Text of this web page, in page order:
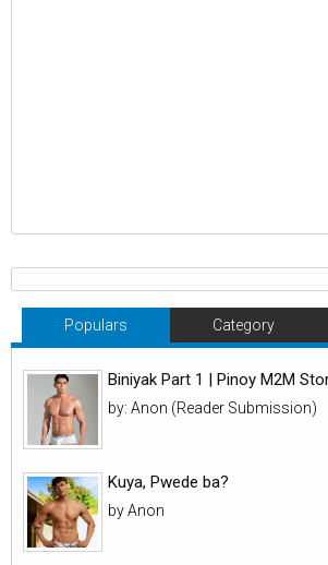
Populars Category
Biniyak Part 1 | Pinoy M2M
by: Anon (Reader Submission)
Kuya, Pwede ba?
by Anon